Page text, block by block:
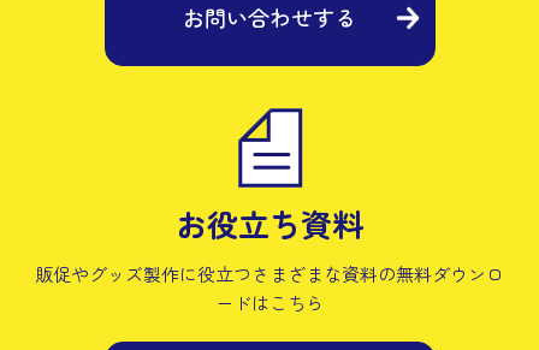
お問い合わせする
お役立ち資料
販促やグッズ製作に役立つさまざまな資料の無料ダウンロ
ードはこちら